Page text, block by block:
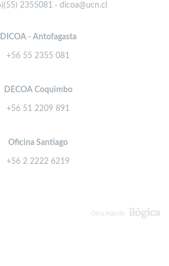
2355081 · dicoa@ucn.cl
DICOA - Antofagasta
+56 55 2355 081
DECOA Coquimbo
+56 51 2209 891
Oficina Santiago
+56 2 2222 6219